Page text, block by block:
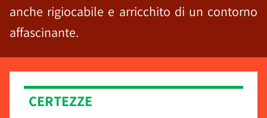
anche rigiocabile e arricchito di un contorno
affascinante.
CERTEZZE